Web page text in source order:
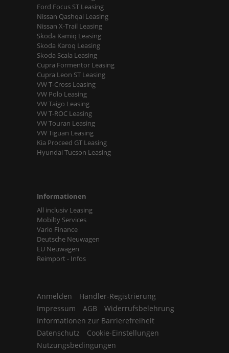
Ford Focus ST Leasing
Nissan Qashqai Leasing
Nissan X-Trail Leasing
Skoda Kamiq Leasing
Skoda Karoq Leasing
Skoda Scala Leasing
Cupra Formentor Leasing
Cupra Leon ST Leasing
VW T-Cross Leasing
VW Polo Leasing
VW Taigo Leasing
VW T-ROC Leasing
VW Touran Leasing
VW Tiguan Leasing
Kia Proceed GT Leasing
Hyundai Tucson Leasing
Informationen
All inclusiv Leasing
Mobilty Services
Vario Finance
Deutsche Neuwagen
EU Neuwagen
Reimport - Infos
Anmelden
Händler-Registrierung
Impressum
AGB
Widerrufsbelehrung
Informationen zur Barrierefreiheit
Datenschutz
Cookie-Einstellungen
Nutzungsbedingungen